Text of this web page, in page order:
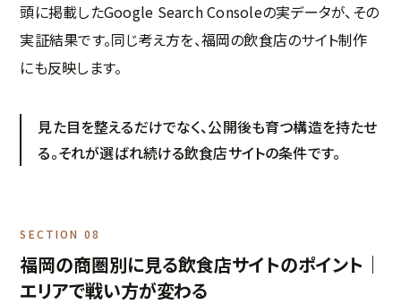
頭に掲載したGoogle Search Consoleの実データが、その
実証結果です。同じ考え方を、福岡の飲食店のサイト制作
にも反映します。
見た目を整えるだけでなく、公開後も育つ構造を持たせ
る。それが選ばれ続ける飲食店サイトの条件です。
SECTION 08
福岡の商圏別に見る飲食店サイトのポイント｜
エリアで戦い方が変わる